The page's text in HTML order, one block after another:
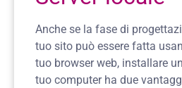
Anche se la fase di
tuo sito può essere fatta
tuo browser web, installare
tuo computer ha due